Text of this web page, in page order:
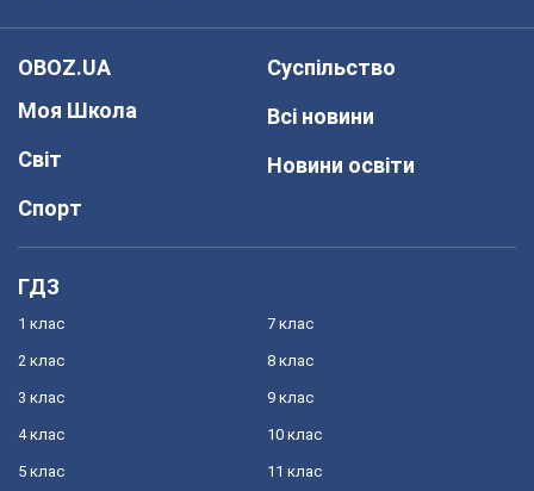
OBOZ.UA
Моя Школа
Світ
Спорт
Суспільство
Всі новини
Новини освіти
ГДЗ
1 клас
2 клас
3 клас
4 клас
5 клас
7 клас
8 клас
9 клас
10 клас
11 клас